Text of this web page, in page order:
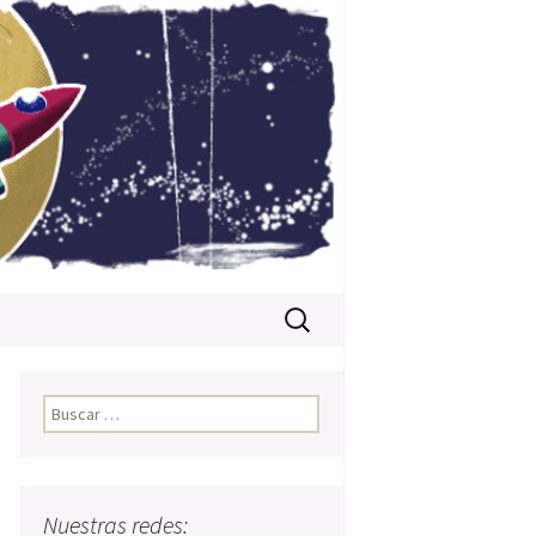
Buscar:
Buscar:
Nuestras redes: